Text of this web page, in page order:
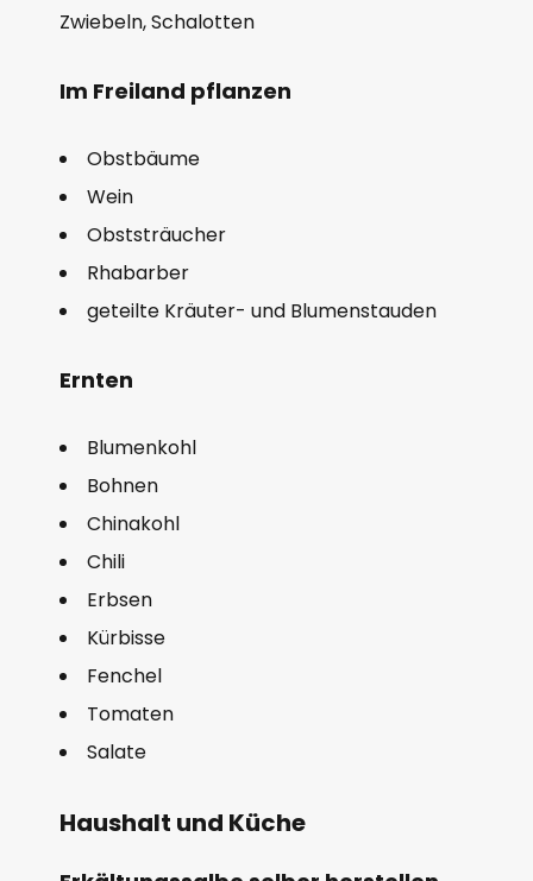
Zwiebeln, Schalotten
Im Freiland pflanzen
Obstbäume
Wein
Obststräucher
Rhabarber
geteilte Kräuter- und Blumenstauden
Ernten
Blumenkohl
Bohnen
Chinakohl
Chili
Erbsen
Kürbisse
Fenchel
Tomaten
Salate
Haushalt und Küche